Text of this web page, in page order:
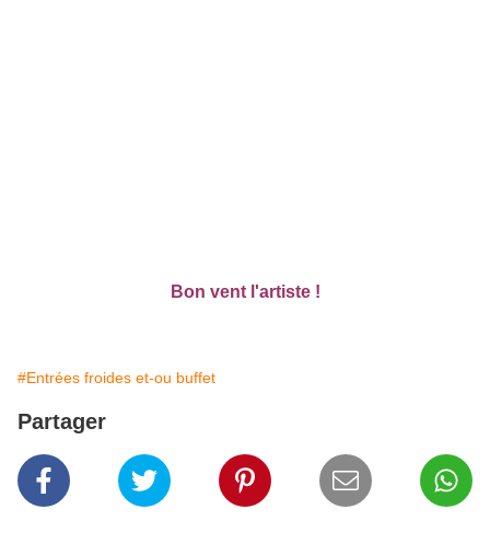
Bon vent l'artiste !
#Entrées froides et-ou buffet
Partager